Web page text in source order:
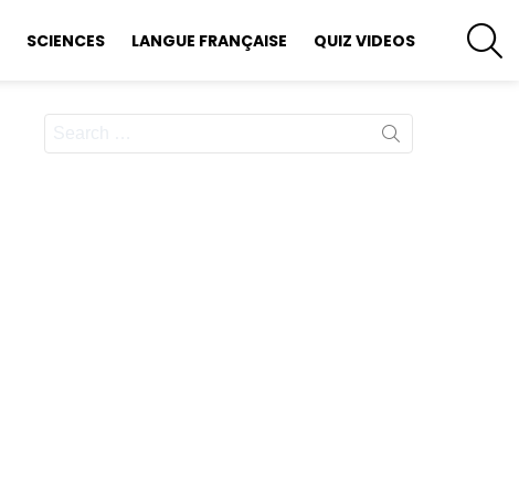
SCIENCES LANGUE FRANÇAISE QUIZ VIDEOS
Search